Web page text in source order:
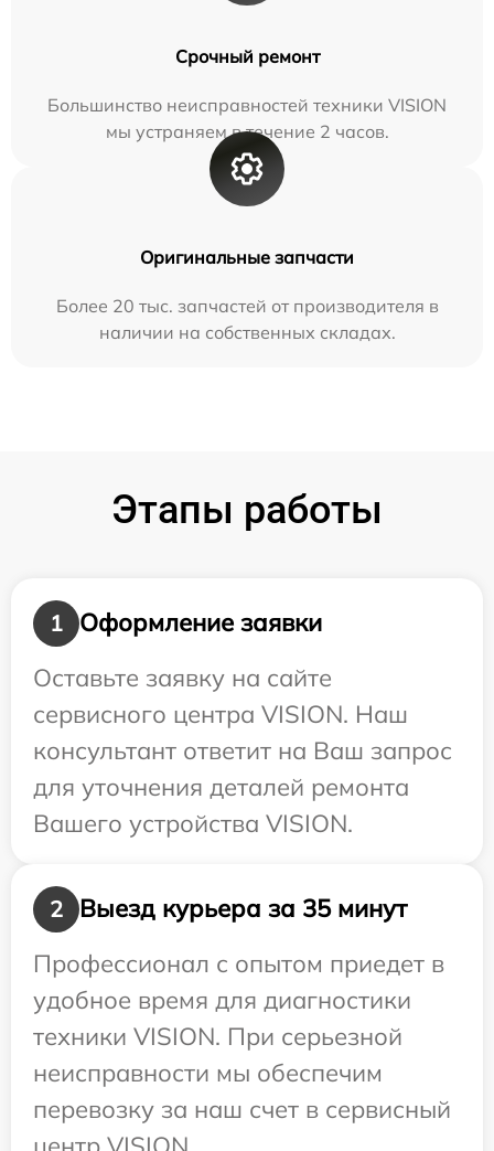
Срочный ремонт
Большинство неисправностей техники VISION
мы устраняем в течение 2 часов.
Оригинальные запчасти
Более 20 тыс. запчастей от производителя в
наличии на собственных складах.
Этапы работы
1
Оформление заявки
Оставьте заявку на сайте
сервисного центра VISION. Наш
консультант ответит на Ваш запрос
для уточнения деталей ремонта
Вашего устройства VISION.
2
Выезд курьера за 35 минут
Профессионал с опытом приедет в
удобное время для диагностики
техники VISION. При серьезной
неисправности мы обеспечим
перевозку за наш счет в сервисный